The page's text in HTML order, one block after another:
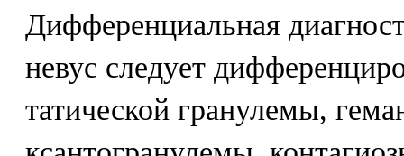
Дифференциальная
невус следует
татической гранулемы,